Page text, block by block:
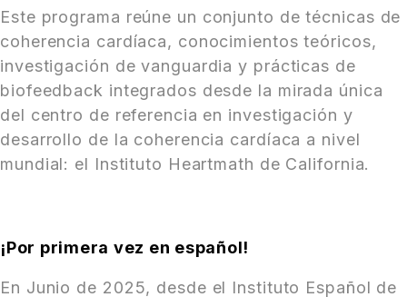
Este programa reúne un conjunto de técnicas de
coherencia cardíaca, conocimientos teóricos,
investigación de vanguardia y prácticas de
biofeedback integrados desde la mirada única
del centro de referencia en investigación y
desarrollo de la coherencia cardíaca a nivel
mundial: el Instituto Heartmath de California.
¡Por primera vez en español!
En Junio de 2025, desde el Instituto Español de